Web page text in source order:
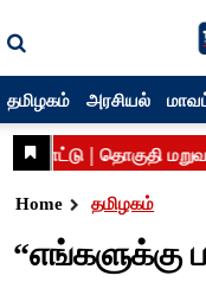
தமிழகம் அரசியல்
Home தமிழகம்
“எங்களுக்கு